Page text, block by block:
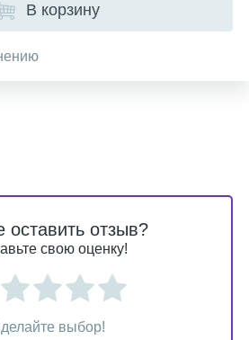
В корзину
оставить отзыв?
свою оценку!
выбор!